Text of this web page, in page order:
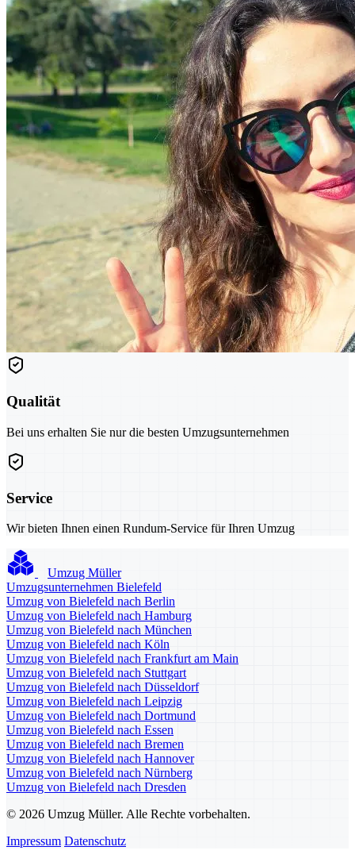
Qualität
Bei uns erhalten Sie nur die besten Umzugsunternehmen
Service
Wir bieten Ihnen einen Rundum-Service für Ihren Umzug
Umzug Müller
Umzugsunternehmen Bielefeld
Umzug von Bielefeld nach Berlin
Umzug von Bielefeld nach Hamburg
Umzug von Bielefeld nach München
Umzug von Bielefeld nach Köln
Umzug von Bielefeld nach Frankfurt am Main
Umzug von Bielefeld nach Stuttgart
Umzug von Bielefeld nach Düsseldorf
Umzug von Bielefeld nach Leipzig
Umzug von Bielefeld nach Dortmund
Umzug von Bielefeld nach Essen
Umzug von Bielefeld nach Bremen
Umzug von Bielefeld nach Hannover
Umzug von Bielefeld nach Nürnberg
Umzug von Bielefeld nach Dresden
© 2026 Umzug Müller. Alle Rechte vorbehalten.
Impressum Datenschutz